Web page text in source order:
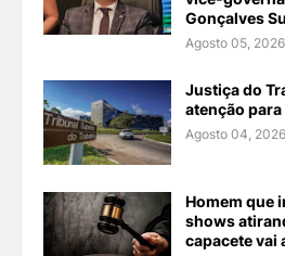
Gonçalves
Agosto 05, 2026
Justiça do
atenção
Agosto 04, 2026
Homem que
shows
capacete vai